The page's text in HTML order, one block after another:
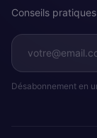
Conseils
Désabonnement en